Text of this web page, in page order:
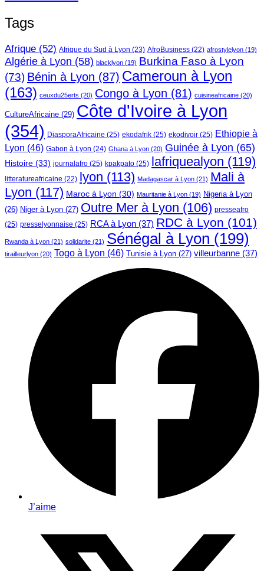
Tags
Afrique (52) Afrique du Sud à Lyon (23) AfroBusiness (22) afrostylelyon (19)
Algérie à Lyon (58) blacklyon (19) Burkina Faso à Lyon
(73) Bénin à Lyon (87) Cameroun à Lyon
(163) ceuxdu25erts (20) Congo à Lyon (81) cuisineafricaine (20)
CultureAfricaine (29) Côte d'Ivoire à Lyon
(354) DiasporaAfricaine (25) ekodafrik (25) ekodivoir (25) Ethiopie à
Lyon (46) Gabon à Lyon (24) Ghana à Lyon (20) Guinée à Lyon (65)
Histoire (33) journalafro (25) kpakpato (25) lafriquealyon (119)
litteratureafricaine (22) lyon (113) Madagascar à Lyon (21) Mali à
Lyon (117) Maroc à Lyon (30) Mauritanie à Lyon (19) Nigeria à Lyon
(26) Niger à Lyon (27) Outre Mer à Lyon (106) presseafro
(25) presselyonnaise (25) RCA à Lyon (37) RDC à Lyon (101)
Rwanda à Lyon (21) solidarite (21) Sénégal à Lyon (199)
tirailleurlyon (20) Togo à Lyon (46) Tunisie à Lyon (27) villeurbanne (37)
J’aime